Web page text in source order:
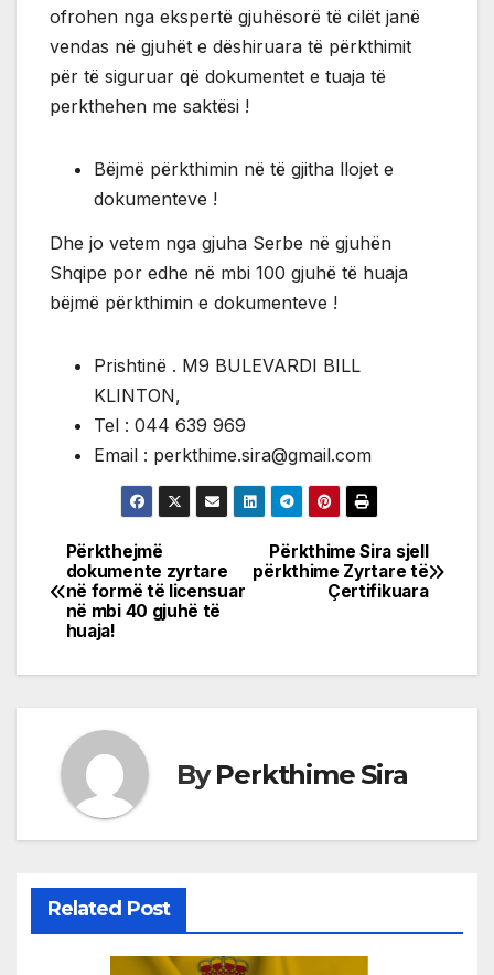
ofrohen nga ekspertë gjuhësorë të cilët janë
vendas në gjuhët e dëshiruara të përkthimit
për të siguruar që dokumentet e tuaja të
perkthehen me saktësi !
Bëjmë përkthimin në të gjitha llojet e
dokumenteve !
Dhe jo vetem nga gjuha Serbe në gjuhën
Shqipe por edhe në mbi 100 gjuhë të huaja
bëjmë përkthimin e dokumenteve !
Prishtinë . M9 BULEVARDI BILL
KLINTON,
Tel : 044 639 969
Email : perkthime.sira@gmail.com
Post
navigation
Përkthime Sira sjell
përkthime Zyrtare të
Çertifikuara
Përkthejmë
dokumente zyrtare
në formë të licensuar
në mbi 40 gjuhë të
huaja!
ByPerkthime Sira
Related Post